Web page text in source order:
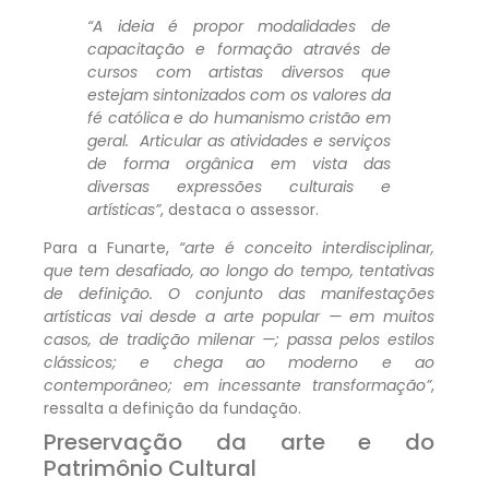
“A ideia é propor modalidades de
capacitação e formação através de
cursos com artistas diversos que
estejam sintonizados com os valores da
fé católica e do humanismo cristão em
geral. Articular as atividades e serviços
de forma orgânica em vista das
diversas expressões culturais e
artísticas”, destaca o assessor.
Para a Funarte, “arte é conceito interdisciplinar,
que tem desafiado, ao longo do tempo, tentativas
de definição. O conjunto das manifestações
artísticas vai desde a arte popular — em muitos
casos, de tradição milenar —; passa pelos estilos
clássicos; e chega ao moderno e ao
contemporâneo; em incessante transformação”,
ressalta a definição da fundação.
Preservação da arte e do
Patrimônio Cultural